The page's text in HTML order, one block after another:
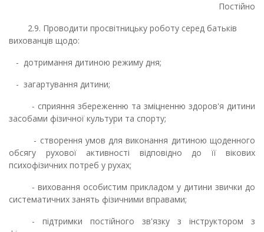
Постійно
2.9. Проводити просвітницьку роботу серед батьків
вихованців щодо:
- дотримання дитиною режиму дня;
- загартування дитини;
- сприяння збереженню та зміцненню здоров'я дитини
засобами фізичної культури та спорту;
- створення умов для виконання дитиною щоденного
обсягу рухової активності відповідно до її вікових
психофізичних потреб у рухах;
- виховання особистим прикладом у дитини звички до
систематичних занять фізичними вправами;
- підтримки постійного зв'язку з інструктором з